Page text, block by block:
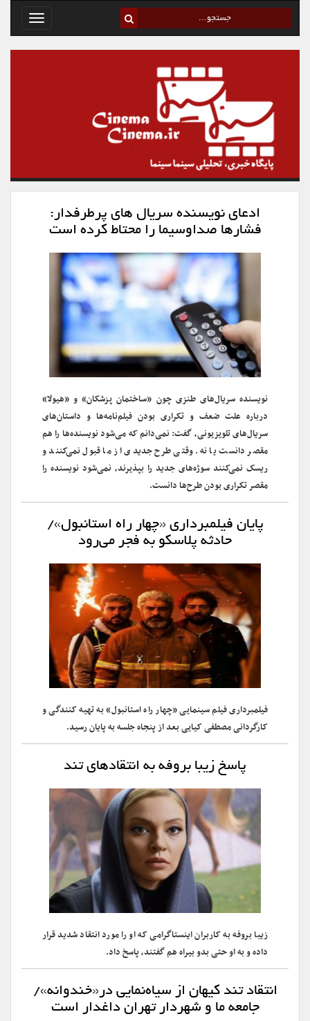
Toggle
ادعای نویسنده سریال های پرطرفدار:
فشارها صداوسیما را محتاط کرده است
نویسنده سریال‌های طنزی چون «ساختمان پزشکان» و «هیولا»
درباره علت ضعف و تکراری بودن فیلم‌نامه‌ها و داستان‌های
سریال‌های تلویزیونی، گفت: نمی‌دانم که می‌شود نویسنده‌ها را هم
مقصر دانست یا نه. وقتی طرح جدیدی از ما قبول نمی‌کنند و
ریسک نمی‌کنند سوژه‌های جدید را بپذیرند، نمی‌شود نویسنده را
مقصر تکراری بودن طرح‌ها دانست.
پایان فیلمبرداری «چهار راه استانبول»/
حادثه پلاسکو به فجر می‌رود
فیلمبرداری فیلم سینمایی «چهار راه استانبول» به تهیه کنندگی و
کارگردانی مصطفی کیایی بعد از پنجاه جلسه به پایان رسید.
پاسخ زیبا بروفه به انتقادهای تند
زیبا بروفه به کاربران اینستاگرامی که او را مورد انتقاد شدید قرار
داده و به او حتی بدو بیراه هم گفتند، پاسخ داد.
انتقاد تند کیهان از سیاه‌نمایی در«خندوانه»/
جامعه ما و شهردار تهران داغدار است